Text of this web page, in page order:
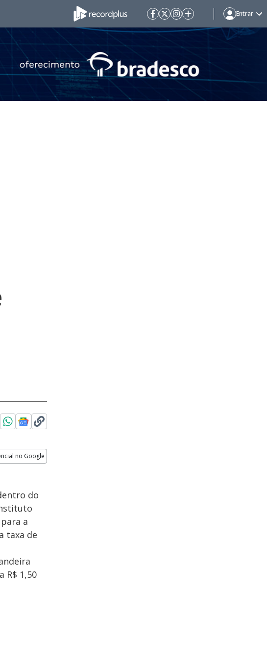
Entrar
no Google
do
a
taxa de
R$ 1,50